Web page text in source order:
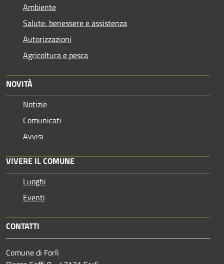
Ambiente
Salute, benessere e assistenza
Autorizzazioni
Agricoltura e pesca
NOVITÀ
Notizie
Comunicati
Avvisi
VIVERE IL COMUNE
Luoghi
Eventi
CONTATTI
Comune di Forlì